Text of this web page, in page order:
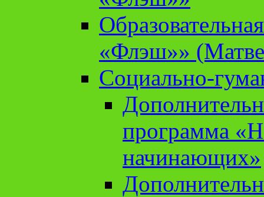
«Флэш»»
Социально-
программа
начинающих»